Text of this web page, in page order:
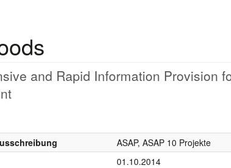
and Rapid Information Provision
ASAP, ASAP 10 Projekte
01.10.2014